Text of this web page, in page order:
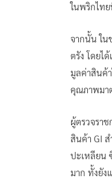
ในพริกไท
จากนั้น ใน
ตรัง โดยไ
มูลค่าสินค้
คุณภาพมา
ผู้ตรวจรา
สินค้า GI
ปะเหลียน
มาก ทั้งยัง